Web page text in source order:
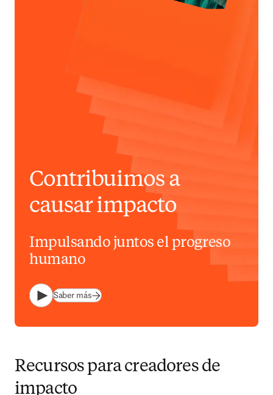
Contribuimos a
causar impacto
Impulsando juntos el progreso
humano
Reproducir
Saber más
Recursos para creadores de
impacto